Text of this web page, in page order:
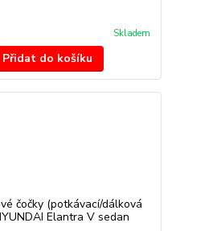
Skladem
Přidat do košíku